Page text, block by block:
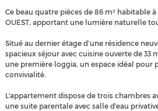
Ce beau quatre pièces de 86 m² habitable
OUEST, apportant une lumière naturelle
Situé au dernier étage d’une résidence
spacieux séjour avec cuisine ouverte de 33
une première loggia, un espace idéal pour
convivialité.
L'appartement dispose de trois chambres
une suite parentale avec salle d'eau